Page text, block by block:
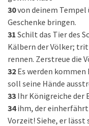
30von deinem
Geschenke bringen.
31 Schilt das Tier des
Kälbern der Völker;
rennen. Zerstreue die
32 Es werden
soll seine Hände
33 Ihr Königreiche der
34 ihm, der
Vorzeit! Siehe, er lässt